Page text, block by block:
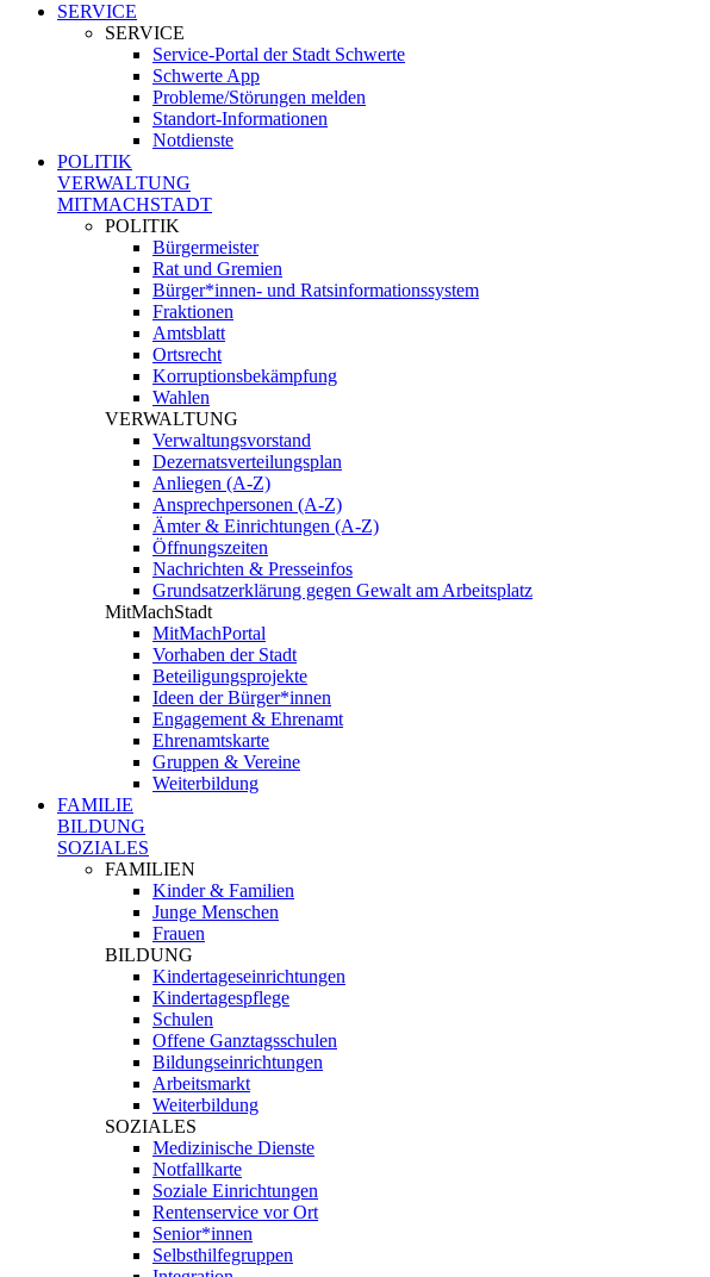
SERVICE
SERVICE
Service-Portal der Stadt Schwerte
Schwerte App
Probleme/Störungen melden
Standort-Informationen
Notdienste
POLITIK
VERWALTUNG
MITMACHSTADT
POLITIK
Bürgermeister
Rat und Gremien
Bürger*innen- und Ratsinformationssystem
Fraktionen
Amtsblatt
Ortsrecht
Korruptionsbekämpfung
Wahlen
VERWALTUNG
Verwaltungsvorstand
Dezernatsverteilungsplan
Anliegen (A-Z)
Ansprechpersonen (A-Z)
Ämter & Einrichtungen (A-Z)
Öffnungszeiten
Nachrichten & Presseinfos
Grundsatzerklärung gegen Gewalt am Arbeitsplatz
MitMachStadt
MitMachPortal
Vorhaben der Stadt
Beteiligungsprojekte
Ideen der Bürger*innen
Engagement & Ehrenamt
Ehrenamtskarte
Gruppen & Vereine
Weiterbildung
FAMILIE
BILDUNG
SOZIALES
FAMILIEN
Kinder & Familien
Junge Menschen
Frauen
BILDUNG
Kindertageseinrichtungen
Kindertagespflege
Schulen
Offene Ganztagsschulen
Bildungseinrichtungen
Arbeitsmarkt
Weiterbildung
SOZIALES
Medizinische Dienste
Notfallkarte
Soziale Einrichtungen
Rentenservice vor Ort
Senior*innen
Selbsthilfegruppen